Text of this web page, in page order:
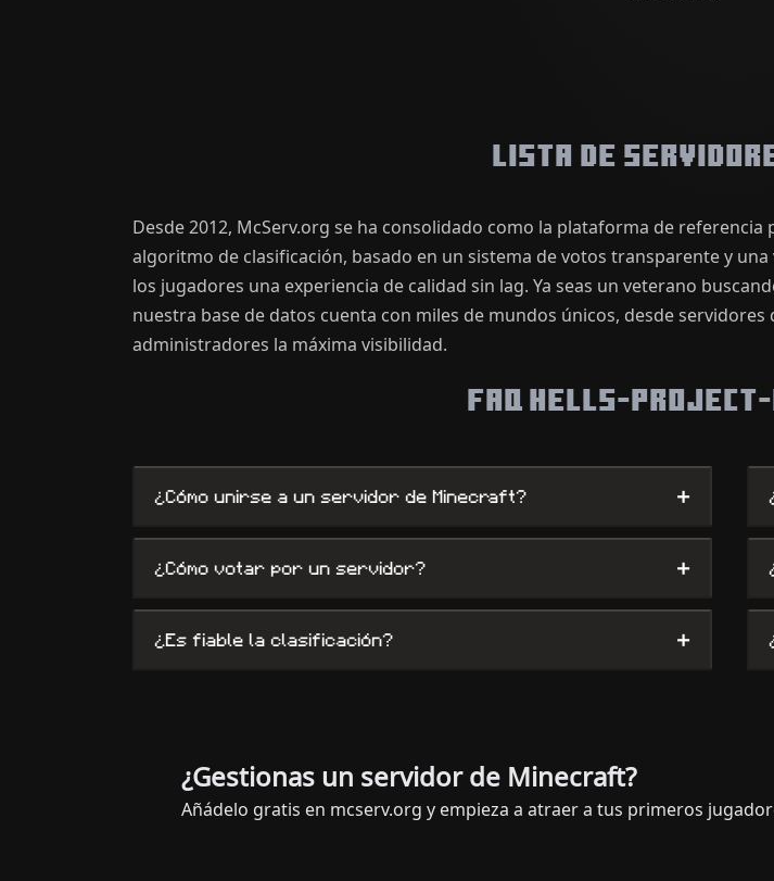
Lista de
Desde 2012, McServ.org se ha consolidado como la plataforma de
algoritmo de clasificación, basado en un sistema de votos transparente y
los jugadores una experiencia de calidad sin lag. Ya seas un veterano
nuestra base de datos cuenta con miles de mundos únicos, desde
administradores la máxima visibilidad.
FAQ HELLS-
¿Cómo unirse a un servidor de Minecraft? +
¿Cómo votar por un servidor? +
¿Es fiable la clasificación? +
¿Gestionas un servidor de Minecraft?
Añádelo gratis en mcserv.org y empieza a atraer a tus primeros